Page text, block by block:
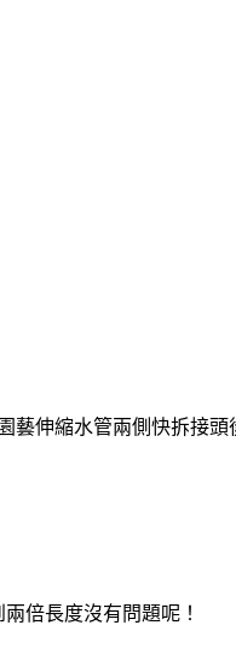
伸縮水管兩側快拆接頭
倍長度沒有問題呢！